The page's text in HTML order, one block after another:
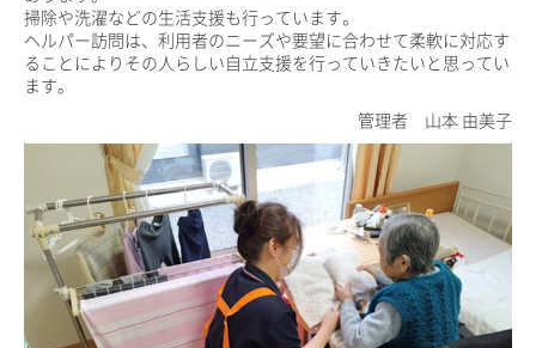
掃除や洗濯などの生活支援も行っています。
ヘルパー訪問は、利用者のニーズや要望に合わせて柔軟に対応す
ることによりその人らしい自立支援を行っていきたいと思ってい
ます。
管理者 山本 由美子